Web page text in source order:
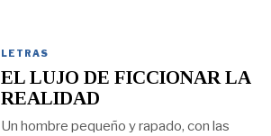
LETRAS
EL LUJO DE FICCIONAR LA
REALIDAD
Un hombre pequeño y rapado, con las